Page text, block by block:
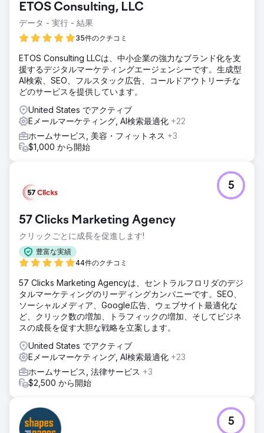
た。2022 年以降、会員数が減少している同社は、一貫性の
あるブランドと効果的なマーケティング戦略を構築するとい
う大きな課題に直面していました。状況を好転させ、測定可
能な成長を促進するために、ブランディング、Web サイ
ト、マーケティング活動を改善できるパートナーが必要でし
た。
ソリューション
Anchour は、ブランド戦略、Web デザイン、メディア プラ
ンニング、クリエイティブ開発、検索エンジン マーケティン
グなど、フル サービスのサポートを提供しました。Walden
の Web サイト、コミュニケーション、メンバー ベースを監
査した後、Anchour は主要な改善領域を特定しました。ブラ
ンド ガイドライン、ソーシャル メディア コンテンツ、メー
ティブ (MNTN 経由) などの資産を提供しました。Anchour
は、Slack とプロジェクト管理ツールを使用して Walden の
チームと統合し、シームレスな実行を実現しました。
結果
Anchour の取り組みは大きな成果をもたらし、Walden は支
出を 75% 削減しながら、2022 年以来初めて会員数がプラス
成長を達成しました。ブランド リセットにより、同社は新た
な成功への道を歩み始め、パートナーシップ開始以来、毎月
着実に成長しています。Anchour は、アクション、明確なコ
ミュニケーション、Walden チームとの緊密な連携に重点を
置いており、マーケティング部門の信頼できる延長として、
目に見えるビジネス インパクトをもたらしています。
エージェンシーページに移動
ETOS Consulting, LLC
データ - 実行 - 結果
35件のクチコミ
ETOS Consulting LLCは、中小企業の強力なブランド化を支
援するデジタルマーケティングエージェンシーです。生成型
AI検索、SEO、フルスタック広告、コールドアウトリーチな
どのサービスを提供しています。
United States でアクティブ
Eメールマーケティング, AI検索最適化 +22
ホームサービス, 美容・フィットネス +3
$1,000 から開始
57 Clicks Marketing Agency
クリックごとに成長を促進します!
豊富な実績
44件のクチコミ
5
57 Clicks Marketing Agencyは、セントラルフロリダのデジ
タルマーケティングのリーディングカンパニーです。SEO、
ソーシャルメディア、Google広告、ウェブサイト最適化な
ど、クリック数の増加、トラフィックの増加、そしてビジネ
スの成長を促す大胆な戦略を立案します。
United States でアクティブ
Eメールマーケティング, AI検索最適化 +23
ホームサービス, 法律サービス +3
$2,500 から開始
5